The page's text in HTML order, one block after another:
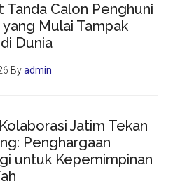
Tanda Calon Penghuni
yang Mulai Tampak
Dunia
Byadmin
Jatim Tekan
Penghargaan
untuk Kepemimpinan